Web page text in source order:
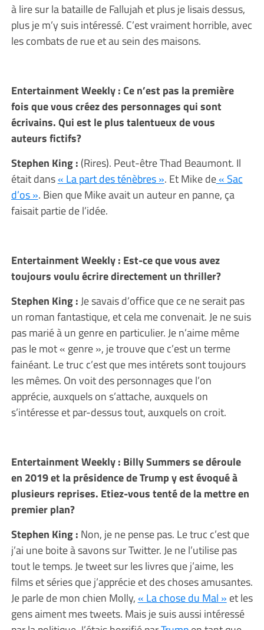
à lire sur la bataille de Fallujah et plus je lisais dessus,
plus je m’y suis intéressé. C’est vraiment horrible, avec
les combats de rue et au sein des maisons.
Entertainment Weekly : Ce n’est pas la première
fois que vous créez des personnages qui sont
écrivains. Qui est le plus talentueux de vous
auteurs fictifs?
Stephen King : (Rires). Peut-être Thad Beaumont. Il
était dans« La part des ténèbres ». Et Mike de« Sac
d’os ». Bien que Mike avait un auteur en panne, ça
faisait partie de l’idée.
Entertainment Weekly : Est-ce que vous avez
toujours voulu écrire directement un thriller?
Stephen King :Je savais d’office que ce ne serait pas
un roman fantastique, et cela me convenait. Je ne suis
pas marié à un genre en particulier. Je n’aime même
pas le mot « genre », je trouve que c’est un terme
fainéant. Le truc c’est que mes intérets sont toujours
les mêmes. On voit des personnages que l’on
apprécie, auxquels on s’attache, auxquels on
s’intéresse et par-dessus tout, auxquels on croit.
Entertainment Weekly : Billy Summers se déroule
en 2019 et la présidence de Trump y est évoqué à
plusieurs reprises. Etiez-vous tenté de la mettre en
premier plan?
Stephen King : Non, je ne pense pas. Le truc c’est que
j’ai une boite à savons sur Twitter. Je ne l’utilise pas
tout le temps. Je tweet sur les livres que j’aime, les
films et séries que j’apprécie et des choses amusantes.
Je parle de mon chien Molly,« La chose du Mal » et les
gens aiment mes tweets. Mais je suis aussi intéressé